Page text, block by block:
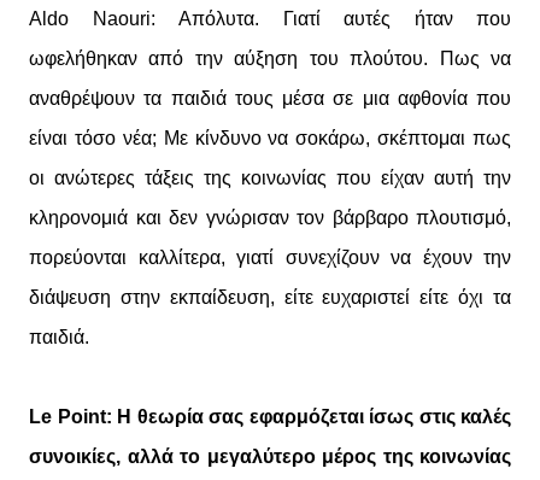
Aldo Naouri: Απόλυτα. Γιατί αυτές ήταν που
ωφελήθηκαν από την αύξηση του πλούτου. Πως να
αναθρέψουν τα παιδιά τους μέσα σε μια αφθονία που
είναι τόσο νέα; Με κίνδυνο να σοκάρω, σκέπτομαι πως
οι ανώτερες τάξεις της κοινωνίας που είχαν αυτή την
κληρονομιά και δεν γνώρισαν τον βάρβαρο πλουτισμό,
πορεύονται καλλίτερα, γιατί συνεχίζουν να έχουν την
διάψευση στην εκπαίδευση, είτε ευχαριστεί είτε όχι τα
παιδιά.
Le Point: Η θεωρία σας εφαρμόζεται ίσως στις καλές
συνοικίες, αλλά το μεγαλύτερο μέρος της κοινωνίας